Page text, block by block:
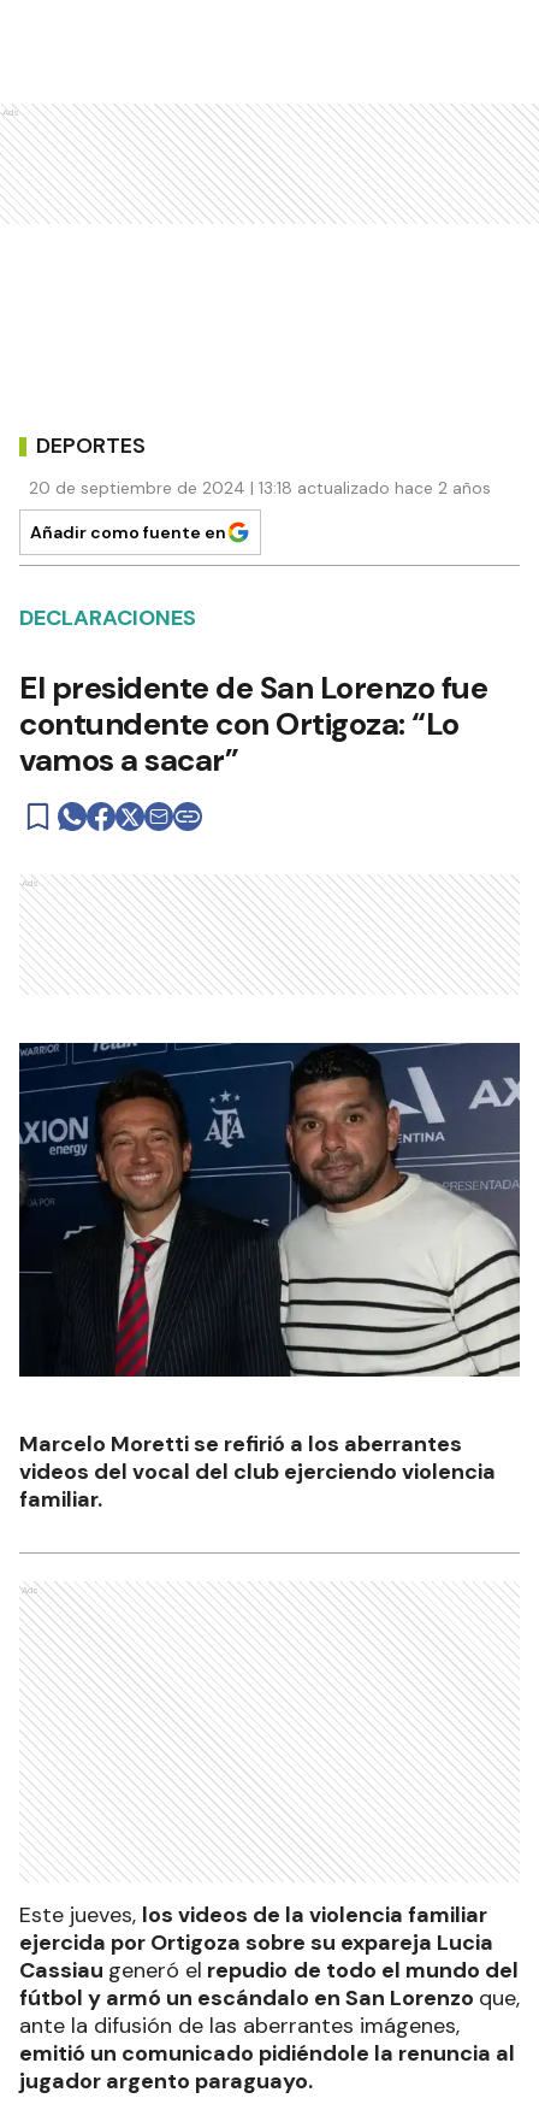
Ads
DEPORTES
20 de septiembre de 2024 | 13:18 actualizado hace 2 años
Añadir como fuente en
DECLARACIONES
El presidente de San Lorenzo fue
contundente con Ortigoza: “Lo
vamos a sacar”
Ads
Marcelo Moretti se refirió a los aberrantes
videos del vocal del club ejerciendo violencia
familiar.
Ads
Este jueves, los videos de la violencia familiar
ejercida por Ortigoza sobre su expareja Lucia
Cassiau generó el repudio de todo el mundo del
fútbol y armó un escándalo en San Lorenzo que,
ante la difusión de las aberrantes imágenes,
emitió un comunicado pidiéndole la renuncia al
jugador argento paraguayo.